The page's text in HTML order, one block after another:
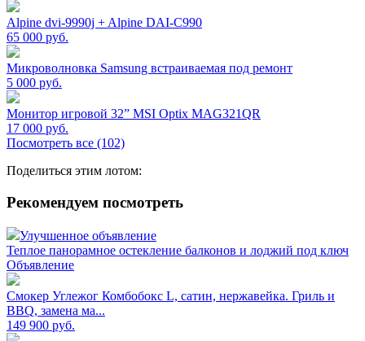
Alpine dvi-9990j + Alpine DAI-C990
65 000 руб.
Микроволновка Samsung встраиваемая под ремонт
5 000 руб.
Монитор игровой 32” MSI Optix MAG321QR
17 000 руб.
Посмотреть все (102)
Поделиться этим лотом:
Рекомендуем посмотреть
Улучшенное объявление
Теплое панорамное остекление балконов и лоджий под ключ
Объявление
Смокер Углежог Комбобокс L, сатин, нержавейка. Гриль и
BBQ, замена ма...
149 900 руб.